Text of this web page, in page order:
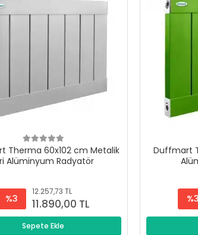
Therma 60x102 cm Metalik
Alüminyum Radyatör
%3
12.257,73 TL
11.890,00 TL
Sepete Ekle
Duffmart
%3